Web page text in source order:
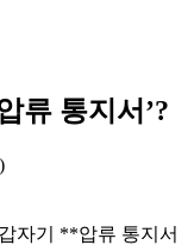
류 통지서’?
자기 **압류 통지서